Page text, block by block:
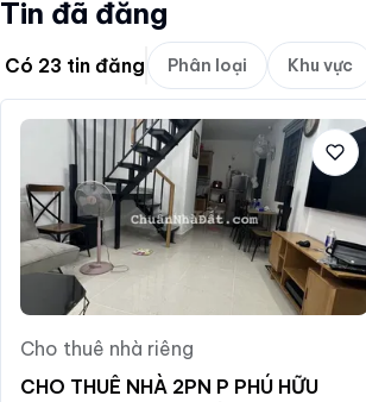
Tin đã đăng
Có 23 tin đăng Phân loại Khu vực
Cho thuê nhà riêng
CHO THUÊ NHÀ 2PN P PHÚ HỮU